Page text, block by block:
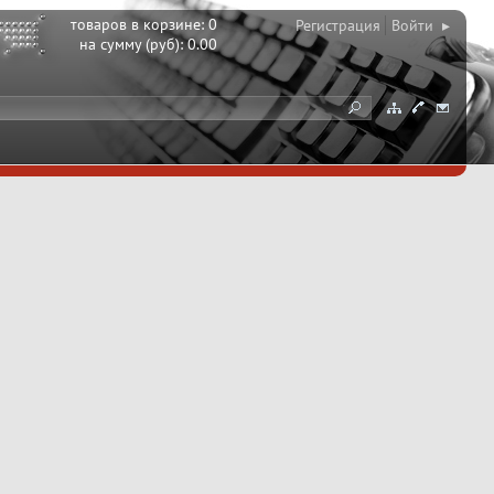
товаров в корзине:0
на сумму (руб):0.00
Регистрация Войти ▸